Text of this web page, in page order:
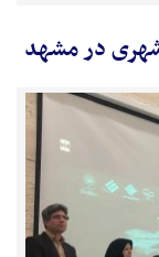
شهری در مشهد